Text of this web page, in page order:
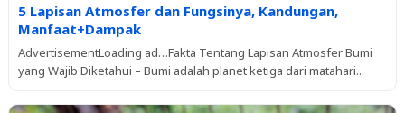
5 Lapisan Atmosfer dan Fungsinya, Kandungan,
Manfaat+Dampak
AdvertisementLoading ad…Fakta Tentang Lapisan Atmosfer Bumi
yang Wajib Diketahui – Bumi adalah planet ketiga dari matahari...